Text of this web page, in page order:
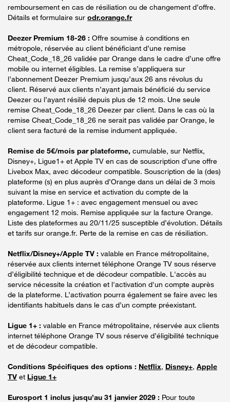
remboursement en cas de résiliation ou de changement d’offre.
Détails et formulaire sur odr.orange.fr
Deezer Premium 18-26 : Offre soumise à conditions en
métropole, réservée au client bénéficiant d’une remise
Cheat_Code_18_26 validée par Orange dans le cadre d’une offre
mobile ou internet éligibles. La remise s’appliquera sur
l’abonnement Deezer Premium jusqu’aux 26 ans révolus du
client. Réservé aux clients n’ayant jamais bénéficié du service
Deezer ou l’ayant résilié depuis plus de 12 mois. Une seule
remise Cheat_Code_18_26 Deezer par client. Dans le cas où la
remise Cheat_Code_18_26 ne serait pas validée par Orange, le
client sera facturé de la remise indument appliquée.
Remise de 5€/mois par plateforme, cumulable, sur Netflix,
Disney+, Ligue1+ et Apple TV en cas de souscription d’une offre
Livebox Max, avec décodeur compatible. Souscription de la (des)
plateforme (s) en plus auprès d’Orange dans un délai de 3 mois
suivant la mise en service et activation du compte de la
plateforme. Ligue 1+ : avec engagement mensuel ou avec
engagement 12 mois. Remise appliquée sur la facture Orange.
Liste des plateformes au 20/11/25 susceptible d’évolution. Détails
et tarifs sur orange.fr. Perte de la remise en cas de résiliation.
Netflix/Disney+/Apple TV : valable en France métropolitaine,
réservée aux clients internet téléphone Orange TV sous réserve
d’éligibilité technique et de décodeur compatible. L'accès au
service nécessite la création et l'activation d'un compte auprès
de la plateforme. L’activation pourra également se faire avec les
identifiants habituels dans le cas d’un compte préexistant.
Ligue 1+ : valable en France métropolitaine, réservée aux clients
internet téléphone Orange TV sous réserve d’éligibilité technique
et de décodeur compatible.
Conditions Spécifiques des options : Netflix, Disney+, Apple
TV et Ligue 1+
Eurosport 1 inclus jusqu’au 31 janvier 2029 : Pour toute